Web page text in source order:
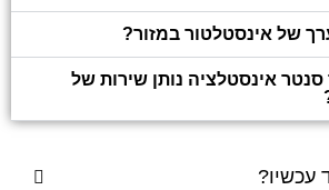
של אינסטלטור במזור?
אינסטלציה נותן שירות של
עכשיו?